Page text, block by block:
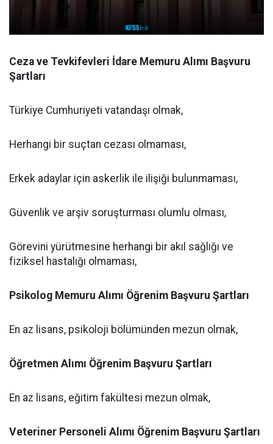
Ceza ve Tevkifevleri İdare Memuru Alımı Başvuru
Şartları
Türkiye Cumhuriyeti vatandaşı olmak,
Herhangi bir suçtan cezası olmaması,
Erkek adaylar için askerlik ile ilişiği bulunmaması,
Güvenlik ve arşiv soruşturması olumlu olması,
Görevini yürütmesine herhangi bir akıl sağlığı ve
fiziksel hastalığı olmaması,
Psikolog Memuru Alımı Öğrenim Başvuru Şartları
En az lisans, psikoloji bölümünden mezun olmak,
Öğretmen Alımı Öğrenim Başvuru Şartları
En az lisans, eğitim fakültesi mezun olmak,
Veteriner Personeli Alımı Öğrenim Başvuru Şartları